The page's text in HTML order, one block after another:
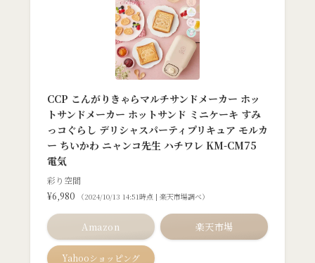
CCP こんがりきゃらマルチサンドメーカー ホッ
トサンドメーカー ホットサンド ミニケーキ すみ
っコぐらし デリシャスパーティプリキュア モルカ
ー ちいかわ ニャンコ先生 ハチワレ KM-CM75
電気
彩り空間
¥6,980
（2024/10/13 14:51時点 | 楽天市場調べ）
Amazon 楽天市場
Yahooショッピング